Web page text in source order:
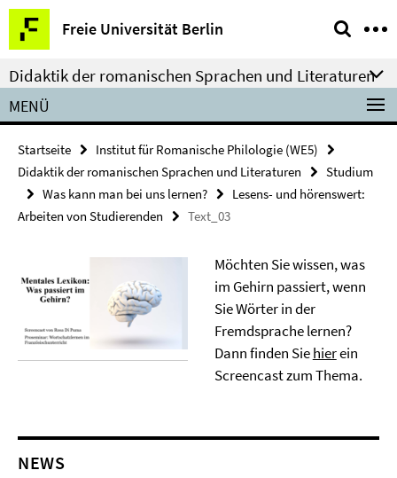
Springe
direkt
zu
Inhalt
Freie Universität Berlin
Service-
Navigation
Didaktik der romanischen Sprachen und Literaturen
MENÜ
Startseite
Institut für Romanische Philologie (WE5)
Didaktik der romanischen Sprachen und Literaturen
Studium
Was kann man bei uns lernen?
Lesens- und hörenswert:
Arbeiten von Studierenden
Text_03
Möchten Sie wissen, was
im Gehirn passiert, wenn
Sie Wörter in der
Fremdsprache lernen?
Dann finden Siehierein
Screencast zum Thema.
NEWS